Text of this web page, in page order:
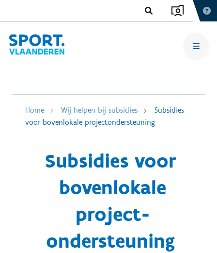
Home Wij helpen bij subsidies
Subsidies
voor bovenlokale projectondersteuning
Subsidies voor
bovenlokale
project­
ondersteuning